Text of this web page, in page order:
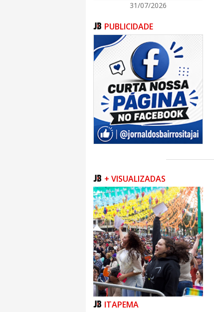
31/07/2026
PUBLICIDADE
+ VISUALIZADAS
ITAPEMA